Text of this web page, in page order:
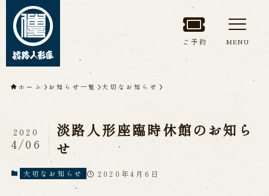
トップページ
淡路人形座について
淡路人形座とは
座員紹介
人間国宝 故鶴澤友路師匠
淡路人形座の成り立ち
淡路人形座で研修した人々
淡路人形浄瑠璃を受け継いで
ご予約 MENU
ホーム お知らせ一覧 大切なお知らせ
淡路人形座臨時休館のお知ら
せ
2020
4/06
大切なお知らせ 2020年4月6日